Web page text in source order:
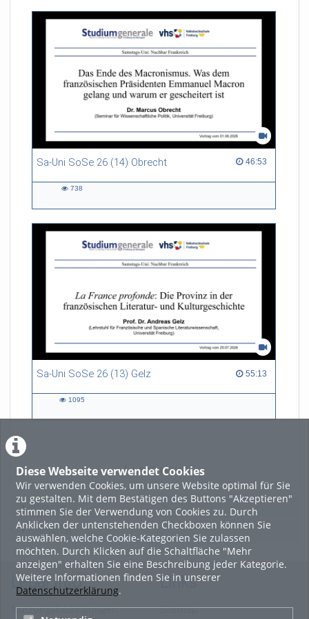
Diese Webseite verwendet Cookies
Wir verwenden Cookies, um unsere Website optimal für Sie
zu gestalten. Mit dem Bestätigen des Buttons "Akzeptieren"
stimmen Sie der Verwendung von Cookies zu. Durch
Anklicken der untenstehenden Checkboxen können Sie
auswählen, welche Cookie-Kategorien Sie zulassen
möchten. Durch Klicken auf die Schaltfläche "Mehr
anzeigen" erhalten Sie eine Beschreibung jeder Kategorie.
Weitere Informationen finden Sie in unserer
Datenschutzerklärung.
und beschäftigt sich
insbesondere mit der
Geschichte der Globalisierung
seit dem 19. Jahrhundert.
Sa-Uni SoSe 26 (14) Obrecht 46:53
46:53 duration
738
Sa-Uni SoSe 26 (13) Gelz 55:13
55:13 duration
1095
LADE MEHR
Featured
Beliebtheit
Legal Info
Nutzungsbedingungen
Links
Sitemap